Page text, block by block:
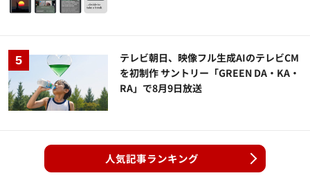
テレビ朝日、映像フル生成AIのテレビCM
を初制作 サントリー「GREEN DA・KA・
RA」で8月9日放送
人気記事ランキング